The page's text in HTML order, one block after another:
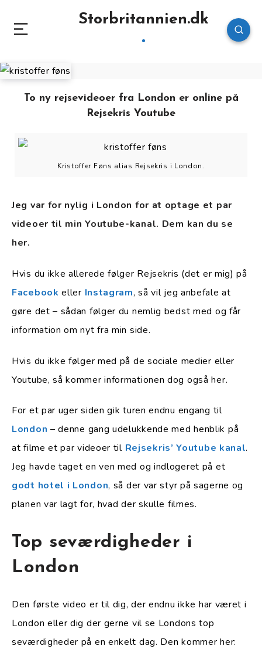
Storbritannien.dk
To ny rejsevideoer fra London er online på
Rejsekris Youtube
Kristoffer Føns alias Rejsekris i London.
Jeg var for nylig i London for at optage et par
videoer til min Youtube-kanal. Dem kan du se
her.
Hvis du ikke allerede følger Rejsekris (det er mig) på
Facebook eller Instagram, så vil jeg anbefale at
gøre det – sådan følger du nemlig bedst med og får
information om nyt fra min side.
Hvis du ikke følger med på de sociale medier eller
Youtube, så kommer informationen dog også her.
For et par uger siden gik turen endnu engang til
London – denne gang udelukkende med henblik på
at filme et par videoer til Rejsekris’ Youtube kanal.
Jeg havde taget en ven med og indlogeret på et
godt hotel i London, så der var styr på sagerne og
planen var lagt for, hvad der skulle filmes.
Top seværdigheder i
London
Den første video er til dig, der endnu ikke har været i
London eller dig der gerne vil se Londons top
seværdigheder på en enkelt dag. Den kommer her: